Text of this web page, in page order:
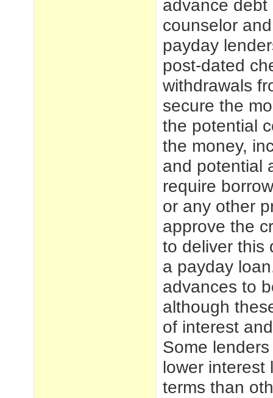
advance
counselor
payday
post-dated
withdrawals
secure the
the potential
the money,
and potential
require
or any other
approve the
to deliver this
a payday
advances to
although
of interest
Some
lower interest
terms than